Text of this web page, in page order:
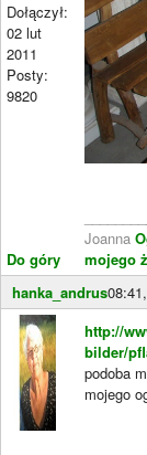
Dołączył:
02 lut
2011
Posty:
9820
Do góry
Joanna
mojego
hanka_andrus
http://
bilder/
podoba
mojego